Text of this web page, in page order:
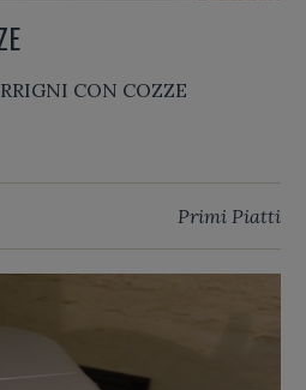
CON COZZE
Primi Piatti